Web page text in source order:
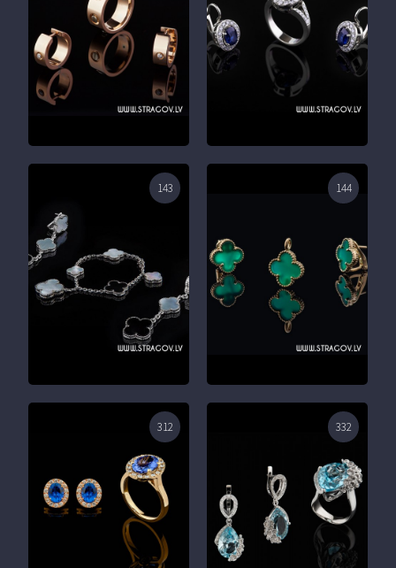
143 144
312 332